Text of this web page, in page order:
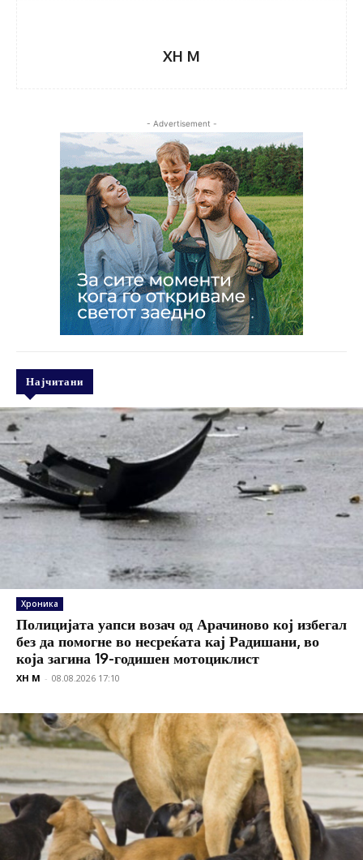
XH M
- Advertisement -
Најчитани
Хроника
Полицијата уапси возач од Арачиново кој избегал
без да помогне во несреќата кај Радишани, во
која загина 19-годишен мотоциклист
XH M - 08.08.2026 17:10